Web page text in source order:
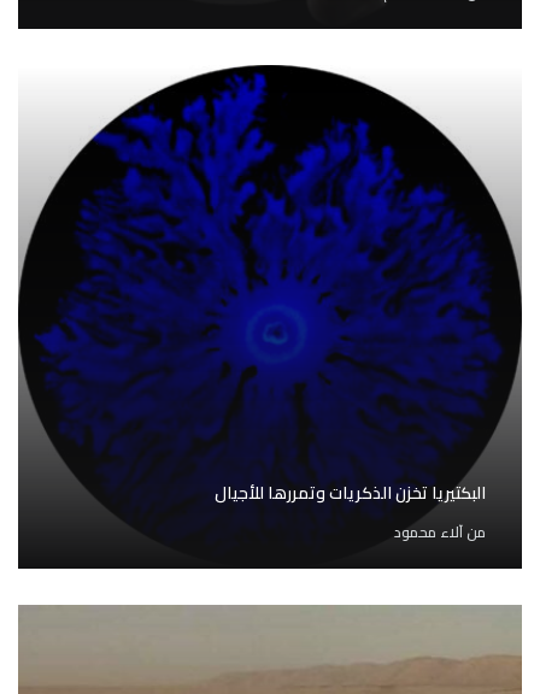
البكتيريا تخزن الذكريات وتمررها للأجيال
منآلاء محمود